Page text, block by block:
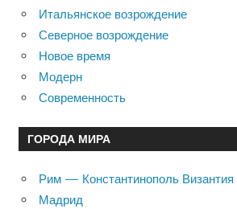
Итальянское возрождение
Северное возрождение
Новое время
Модерн
Современность
ГОРОДА МИРА
Рим — Константинополь
Мадрид